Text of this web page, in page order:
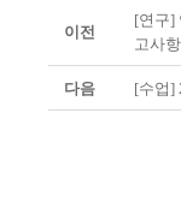
이전
[연구]
고사항
다음 [수업]